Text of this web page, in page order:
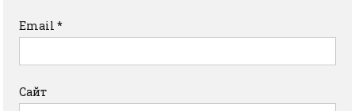
Email*
Сайт